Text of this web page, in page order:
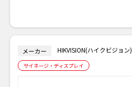
メーカー HIKVISION(ハイクビジョン)
サイネージ・ディスプレイ